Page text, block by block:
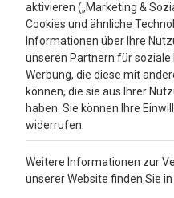
4.3
Google Reviews
aktivieren („Marketing &
Cookies und ähnliche
Informationen über Ihre
unseren Partnern für soziale
Werbung, die diese mit
können, die sie aus Ihrer
haben. Sie können Ihre
widerrufen.
Weitere Informationen zur
unserer Website finden Sie